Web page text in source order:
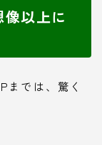
以上に
までは、驚く